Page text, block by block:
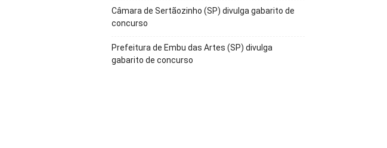
Câmara de Sertãozinho (SP) divulga gabarito de
concurso
Prefeitura de Embu das Artes (SP) divulga
gabarito de concurso